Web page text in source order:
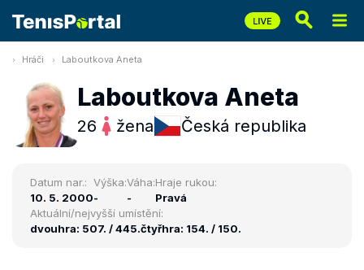
Hráči Laboutkova Aneta
Laboutkova Aneta
26 žena Česká republika
Datum nar.:
10. 5. 2000
Výška:
-
Váha:
-
Hraje rukou:
Pravá
Aktuální/nejvyšší umístění:
dvouhra: 507. / 445.čtyřhra: 154. / 150.